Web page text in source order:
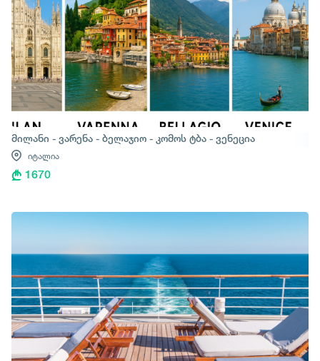
მილანი - ვარენა - ბელაჯიო - კომოს ტბა - ვენეცია
იტალია
1670